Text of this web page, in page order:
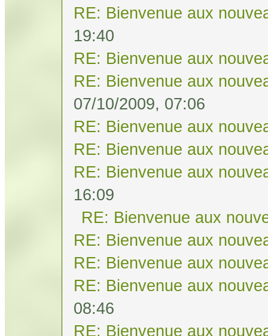
RE: Bienvenue aux
19:40
RE: Bienvenue aux
RE: Bienvenue aux
07/10/2009, 07:06
RE: Bienvenue aux
RE: Bienvenue aux
RE: Bienvenue aux
16:09
RE: Bienvenue aux
RE: Bienvenue aux
RE: Bienvenue aux
RE: Bienvenue aux
08:46
RE: Bienvenue aux